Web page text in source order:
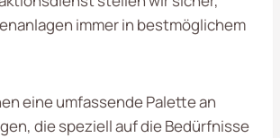
immer in bestmöglichem
eine umfassende Palette an
die speziell auf die Bedürfnisse